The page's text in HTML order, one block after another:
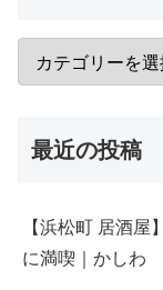
最近の投稿
【浜松町 居酒
に満喫｜かしわ